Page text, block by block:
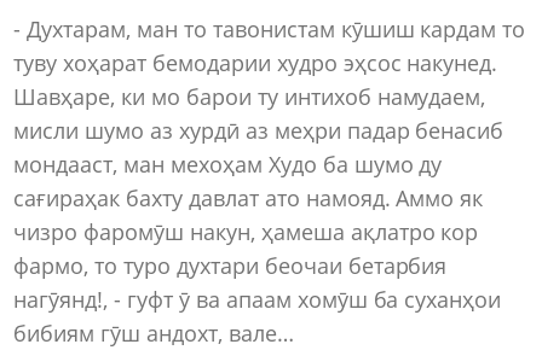
- Духтарам, ман то тавонистам кӯшиш кардам то
туву хоҳарат бемодарии худро эҳсос накунед.
Шавҳаре, ки мо барои ту интихоб намудаем,
мисли шумо аз хурдӣ аз меҳри падар бенасиб
мондааст, ман мехоҳам Худо ба шумо ду
сағираҳак бахту давлат ато намояд. Аммо як
чизро фаромӯш накун, ҳамеша ақлатро кор
фармо, то туро духтари беочаи бетарбия
нагӯянд!, - гуфт ӯ ва апаам хомӯш ба суханҳои
бибиям гӯш андохт, вале…